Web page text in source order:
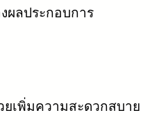
ผลประกอบการ
ยเพิ่มความสะดวกสบาย